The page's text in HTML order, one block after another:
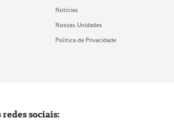
Notícias
Nossas Unidades
Política de Privacidade
redes sociais: